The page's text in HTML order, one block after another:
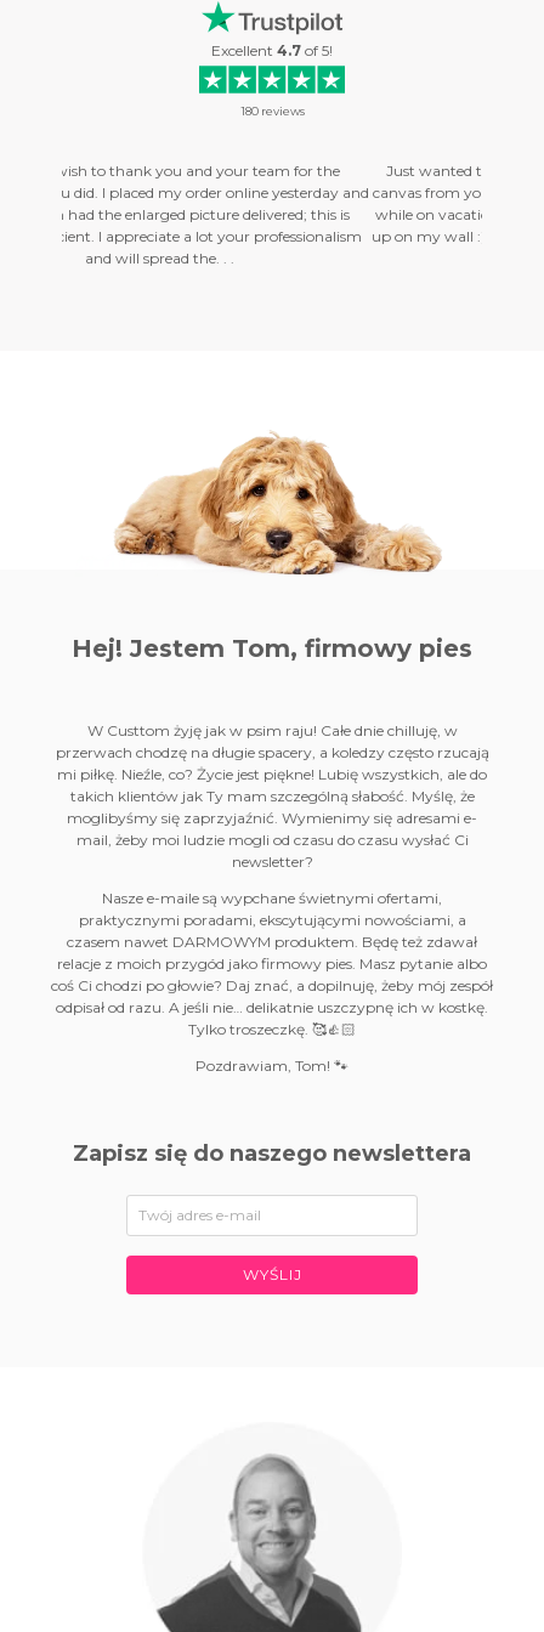
Excellent 4.7 of 5!
180 reviews
team for the
yesterday and
this is
professionalism
Just wanted to say that I just recieved my first photo on
canvas from you guys. . . and I love it! It was a picture I took
while on vacation in New Zealand, and I can't wait to get it
up on my wall :) So, thank you very much, I will order more
Hej! Jestem Tom, firmowy pies
W Custtom żyję jak w psim raju! Całe dnie chilluję, w
przerwach chodzę na długie spacery, a koledzy często rzucają
mi piłkę. Nieźle, co? Życie jest piękne! Lubię wszystkich, ale do
takich klientów jak Ty mam szczególną słabość. Myślę, że
moglibyśmy się zaprzyjaźnić. Wymienimy się adresami e-
mail, żeby moi ludzie mogli od czasu do czasu wysłać Ci
newsletter?
Nasze e-maile są wypchane świetnymi ofertami,
praktycznymi poradami, ekscytującymi nowościami, a
czasem nawet DARMOWYM produktem. Będę też zdawał
relacje z moich przygód jako firmowy pies. Masz pytanie albo
coś Ci chodzi po głowie? Daj znać, a dopilnuję, żeby mój zespół
odpisał od razu. A jeśli nie… delikatnie uszczypnę ich w kostkę.
Tylko troszeczkę. 🥰👍🏻
Pozdrawiam, Tom! 🐾
Zapisz się do naszego newslettera
WYŚLIJ